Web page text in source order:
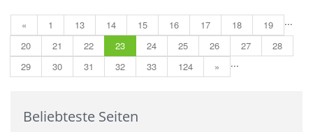
« 1 ...
13 14 15 16 17 18
19
20
21 22 23 24 25 26 27
28
29
30 31 32 33 ...
124 »
Beliebteste Seiten